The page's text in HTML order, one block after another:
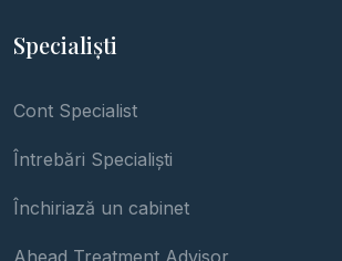
Specialiști
Cont Specialist
Întrebări Specialiști
Închiriază un cabinet